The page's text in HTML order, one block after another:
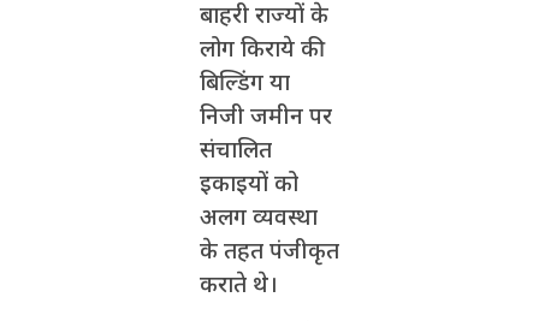
बाहरी राज्यों के
लोग किराये की
बिल्डिंग या
निजी जमीन पर
संचालित
इकाइयों को
अलग व्यवस्था
के तहत पंजीकृत
कराते थे।